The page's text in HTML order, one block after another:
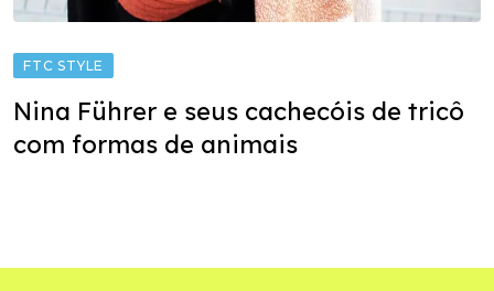
FTC STYLE
Nina Führer e seus cachecóis de tricô
com formas de animais